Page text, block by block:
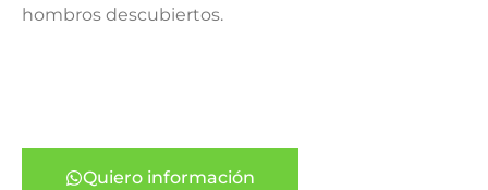
hombros descubiertos.
Quiero información